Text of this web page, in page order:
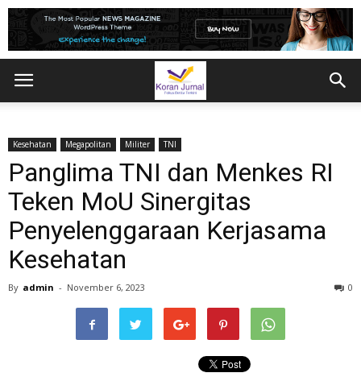
Kesehatan Megapolitan Militer TNI
Panglima TNI dan Menkes RI
Teken MoU Sinergitas
Penyelenggaraan Kerjasama
Kesehatan
By admin - November 6, 2023 0